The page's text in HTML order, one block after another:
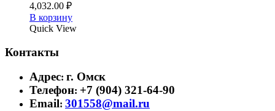
4,032.00 ₽
В корзину
Quick View
Контакты
Адрес: г. Омск
Телефон: +7 (904) 321-64-90
Email: 301558@mail.ru